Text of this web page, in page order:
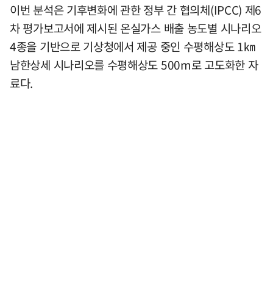
이번 분석은 기후변화에 관한 정부 간 협의체(IPCC) 제6
차 평가보고서에 제시된 온실가스 배출 농도별 시나리오
4종을 기반으로 기상청에서 제공 중인 수평해상도 1㎞
남한상세 시나리오를 수평해상도 500m로 고도화한 자
료다.